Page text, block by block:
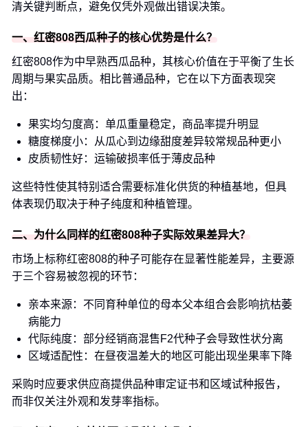
清关键判断点，避免仅凭外观做出错误决策。
一、红密808西瓜种子的核心优势是什么？
红密808作为中早熟西瓜品种，其核心价值在于平衡了生长
周期与果实品质。相比普通品种，它在以下方面表现突
出：
果实均匀度高：单瓜重量稳定，商品率提升明显
糖度梯度小：从瓜心到边缘甜度差异较常规品种更小
皮质韧性好：运输破损率低于薄皮品种
这些特性使其特别适合需要标准化供货的种植基地，但具
体表现仍取决于种子纯度和种植管理。
二、为什么同样的红密808种子实际效果差异大？
市场上标称红密808的种子可能存在显著性能差异，主要源
于三个容易被忽视的环节：
亲本来源：不同育种单位的母本父本组合会影响抗枯萎
病能力
代际纯度：部分经销商混售F2代种子会导致性状分离
区域适配性：在昼夜温差大的地区可能出现坐果率下降
采购时应要求供应商提供品种审定证书和区域试种报告，
而非仅关注外观和发芽率指标。